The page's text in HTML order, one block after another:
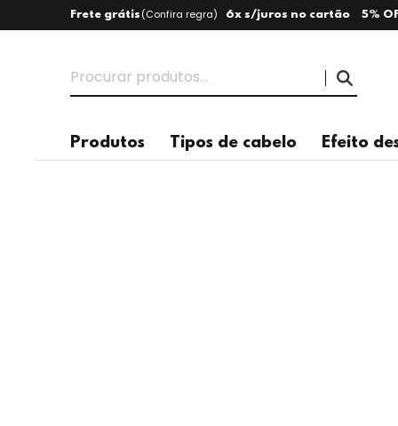
Frete grátis (Confira regra) 6x s/juros no cartão 5%
Produtos Tipos de cabelo Efeito